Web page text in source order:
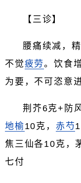
【三诊】
腰痛续减，
不觉疲劳。饮食
为要，不可恣意
荆芥6克+防
地榆10克， 赤芍
焦三仙各10克，
七付